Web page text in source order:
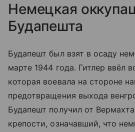
Немецкая
Будапешта
Будапешт был взят в осаду
марте 1944 года. Гитлер ввёл
которая воевала на стороне
предотвращения выхода
Будапешт получил от
крепости, означавший, что